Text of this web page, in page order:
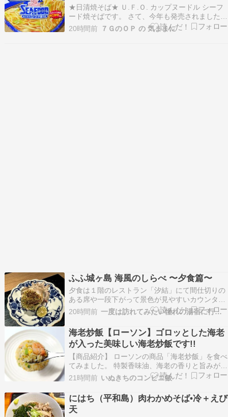
★日清焼そば★ Ｕ.Ｆ.Ｏ. カップヌードル シーフ
ード焼そばです。 さて、今年も発売されました、
UFOのシーフード。 毎回ちょこっとずつ変わっ
てるけどね。2026年今年のキャッチフレーズは
20時間前 ７ＧのＯＰ の 気ままに
ふふ城ヶ島 海風のしらべ 〜夕食篇〜
夕食は１階のレストラン「汐結」にて間仕切りの
ある席や一段下がって景色が見やすいカウンター
席私たちは向かい合ったテーブル席でビールとワ
インで乾杯一品目は冷製 はまぐりの酒蒸し食事が
始まったばかりではあるのですが・・夕日が気に
なってしょうがない私たちの席からは見えないの
で中座させても…
20時間前 一度は訪れてみたい憧れの湯宿に行くぞ
海老炒飯【ローソン】ゴロッとした海老
が入った美味しい海老炒飯です!!
【商品紹介】 ローソンの商品「海老炒飯」を食べ
てみました。 特製香味油、海老の香りと旨みが特
徴の炒飯。 495円(税込) 発売日 2026.07.28 栄養
成分【1包装(260g)当たり】熱量502kcalたんぱく
質16.6g脂質14.3g炭水化物77.0g糖質76.2g食物
繊…
21時間前 いぬきちのコンビニ飯
にはち（平和島）肉わかめそば•冷＋えび
天